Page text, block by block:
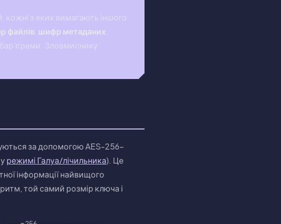
кожні з яких вимагають іншого
файлів шифр метаданих
Зловмиснику
за допомогою AES-256-
режимі Галуа/лічильника). Це
інформації найвищого
той самий розмір ключа і